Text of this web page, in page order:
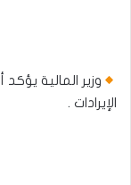
وزير المالية
الإيرادات .